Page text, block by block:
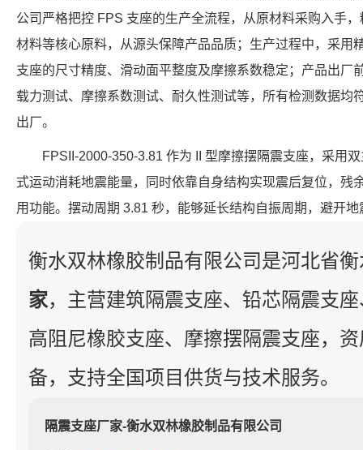
公司严格把控 FPS 支座的生产全流程，从原材料采购入手
材料等核心原料，从源头保障产品品质；生产过程中，采用
支座的尺寸精度、滑动面平整度及摩擦系数稳定；产品出厂
载力测试、摩擦系数测试、耐久性测试等，所有检测数据均
出厂。
FPSII-2000-350-3.81 作为 II 型摩擦摆隔震支座，采用
式运动消耗地震能量，同时依靠自身结构实现震后复位，残
用功能。摆动周期 3.81 秒，能够延长结构自振周期，避开
衡水双林橡胶制品有限公司是河北省
家，主营建筑隔震支座、铅芯隔震支
高阻尼橡胶支座、摩擦摆隔震支座，
备，支持全国项目供货与技术服务。
隔震支座厂家-衡水双林橡胶制品有限公司